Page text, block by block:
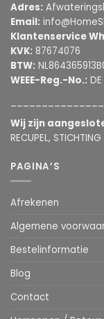
Adres:
Email:
Klantenservice
KVK: 87674076
BTW:
WEEE-Reg.-No.:
Wij zijn
RECUPEL,
PAGINA’S
Afrekenen
Algemene
Bestelinformatie
Blog
Contact